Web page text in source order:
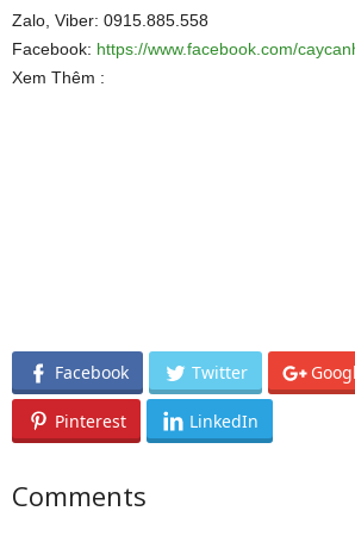
Zalo, Viber: 0915.885.558
Facebook: https://www.facebook.com/
Xem Thêm :
Facebook Twitter
Pinterest LinkedIn
Comments